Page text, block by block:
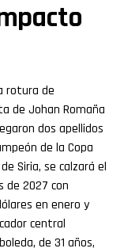
rotura de
de Johan Romaña
dos apellidos
de la Copa
Siria, se calzará el
de 2027 con
en enero y
central
de 31 años,